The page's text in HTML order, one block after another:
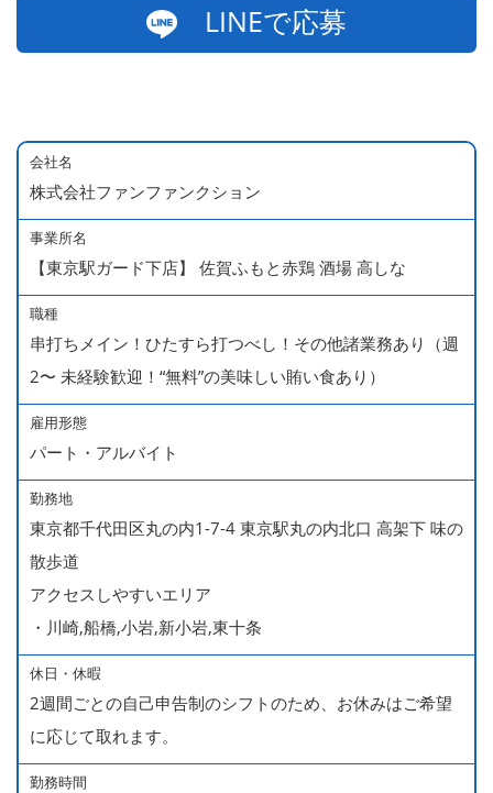
LINEで応募
会社名
株式会社ファンファンクション
事業所名
【東京駅ガード下店】 佐賀ふもと赤鶏 酒場 高しな
職種
串打ちメイン！ひたすら打つべし！その他諸業務あり（週
2〜 未経験歓迎！“無料”の美味しい賄い食あり）
雇用形態
パート・アルバイト
勤務地
東京都千代田区丸の内1-7-4 東京駅丸の内北口 高架下 味の
散歩道
アクセスしやすいエリア
・川崎,船橋,小岩,新小岩,東十条
休日・休暇
2週間ごとの自己申告制のシフトのため、お休みはご希望
に応じて取れます。
勤務時間